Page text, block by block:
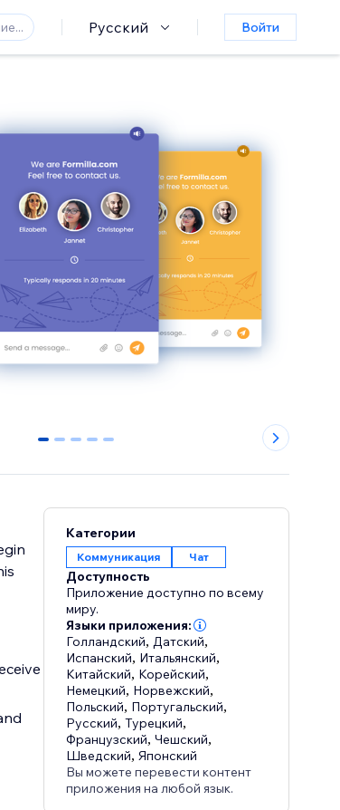
Русский Войти
0 1 2 3 4
Категории
Коммуникация Чат
Доступность
Приложение доступно по всему
миру.
Языки приложения:
Голландский, Датский,
Испанский, Итальянский,
Китайский, Корейский,
Немецкий, Норвежский,
Польский, Португальский,
Русский,Турецкий,
Французский,Чешский,
Шведский,Японский
Вы можете перевести контент
приложения на любой язык.